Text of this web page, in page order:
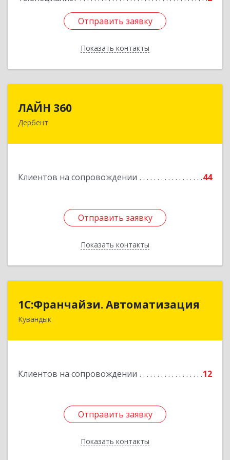
Отправить заявку
Показать контакты
Отправить заявку
Назад
ЛАЙН 360
Дербент
Клиентов на сопровождении 44
Отправить заявку
Показать контакты
368600, Дагестан Респ, Дербент г, Ю.Гагарина
Отправить заявку
Назад
1С:Франчайзи. Автоматизация
Кувандык
Клиентов на сопровождении 12
Отправить заявку
Показать контакты
1С:Франчайзи. Автоматизация
462220, Оренбургская обл, Кувандыкский р-н,
Отправить заявку
Назад